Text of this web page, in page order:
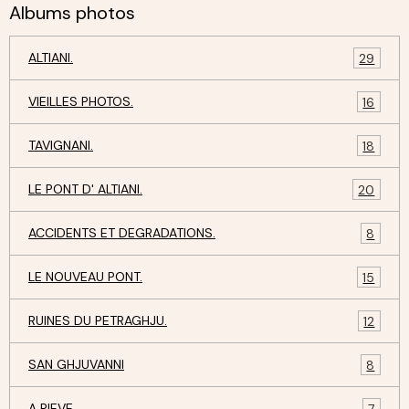
Albums photos
ALTIANI. 29
VIEILLES PHOTOS. 16
TAVIGNANI. 18
LE PONT D' ALTIANI. 20
ACCIDENTS ET DEGRADATIONS. 8
LE NOUVEAU PONT. 15
RUINES DU PETRAGHJU. 12
SAN GHJUVANNI 8